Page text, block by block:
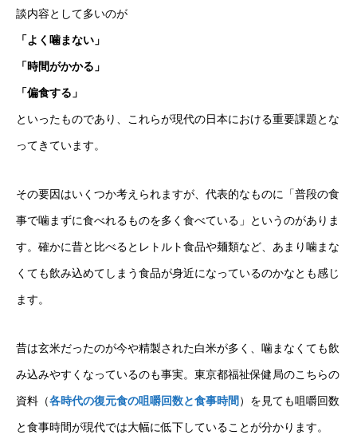
談内容として多いのが
「よく噛まない」
「時間がかかる」
「偏食する」
といったものであり、これらが現代の日本における重要課題とな
ってきています。
その要因はいくつか考えられますが、代表的なものに「普段の食
事で噛まずに食べれるものを多く食べている」というのがありま
す。確かに昔と比べるとレトルト食品や麺類など、あまり噛まな
くても飲み込めてしまう食品が身近になっているのかなとも感じ
ます。
昔は玄米だったのが今や精製された白米が多く、噛まなくても飲
み込みやすくなっているのも事実。東京都福祉保健局のこちらの
資料（各時代の復元食の咀嚼回数と食事時間 ）を見ても咀嚼回数
と食事時間が現代では大幅に低下していることが分かります。